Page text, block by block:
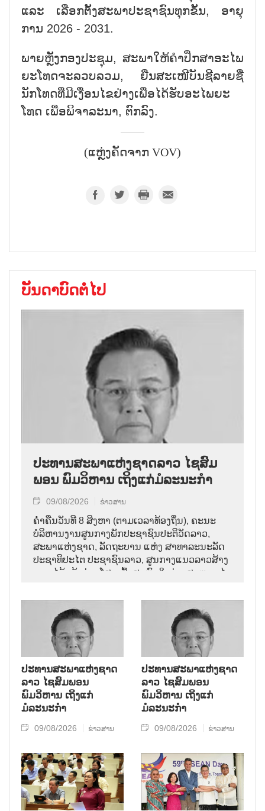
ແລະ ເລືອກ​ຕັ້ງ​ສະ​ພາ​ປະ​ຊາ​ຊົນ​ທຸກ​ຂັ້ນ, ອາ​ຍຸ​
ການ 2026 - 2031.
ພາຍ​ຫຼັງ​ກອງ​ປະ​ຊຸມ, ສະ​ພາ​ໃຫ້​ຄຳ​ປຶກ​ສາ​ອະໄພ
ຍະໂທດຈະ​ລວ​ບ​ລວມ, ຍື່ນ​ສະ​ເໜີ​ບັນ​ຊີ​ລາຍ​ຊື່​
ນັກໂທດທີ່​ມີ​ເງື່ອນ​ໄຂ​ຢ່າງ​ເພື່ອ​ໄດ້​ຮັບ​ອະ​ໄພ​ຍະ​
ໂທດ ເພື່ອ​ພິ​ຈາ​ລະ​ນາ, ຕົກ​ລົງ.
(ແຫຼ່ງຄັດຈາກ VOV)
ບັນດາບົດຕໍ່ໄປ
ປະທານສະພາແຫ່ງຊາດລາວ ໄຊສົມ
ພອນ ພົມວິຫານ ເຖິງແກ່ມໍລະນະກຳ
09/08/2026 ຂ່າວສານ
ຄ່ຳຄືນວັນທີ 8 ສິງຫາ (ຕາມເວລາທ້ອງຖິ່ນ), ຄະນະ
ບໍລິຫານງານສູນກາງພັກປະຊາຊົນປະຕິວັດລາວ,
ສະພາແຫ່ງຊາດ, ລັດຖະບານ ແຫ່ງ ສາທາລະນະລັດ
ປະຊາທິປະໄຕ ປະຊາຊົນລາວ, ສູນກາງແນວລາວສ້າງ
ຊາດ ໄດ້ແຈ້ງຂ່າວໂສກເສົ້າສະຫຼົດໃຈວ່າ: ສະຫາຍ ໄຊ
ໄດ້ເຖິງແກ່ມໍລະນະກຳ ໃນອາຍຸ 70 ປີ, ຫຼັງຈາກປ່ວຍ
ຮ້າຍແຮງມາເປັນໄລຍະໜຶ່ງ.
ປະທານສະພາແຫ່ງຊາດ
ລາວ ໄຊສົມພອນ
ພົມວິຫານ ເຖິງແກ່
ມໍລະນະກຳ
09/08/2026 ຂ່າວສານ
ປະທານສະພາແຫ່ງຊາດ
ລາວ ໄຊສົມພອນ
ພົມວິຫານ ເຖິງແກ່
ມໍລະນະກຳ
09/08/2026 ຂ່າວສານ